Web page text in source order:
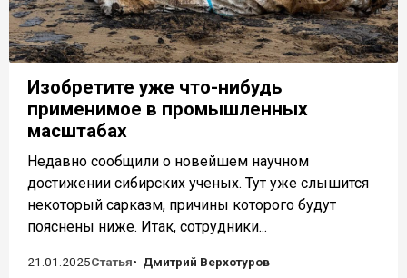
Изобретите уже что-нибудь
применимое в промышленных
масштабах
Недавно сообщили о новейшем научном
достижении сибирских ученых. Тут уже слышится
некоторый сарказм, причины которого будут
пояснены ниже. Итак, сотрудники...
21.01.2025Статья Дмитрий Верхотуров